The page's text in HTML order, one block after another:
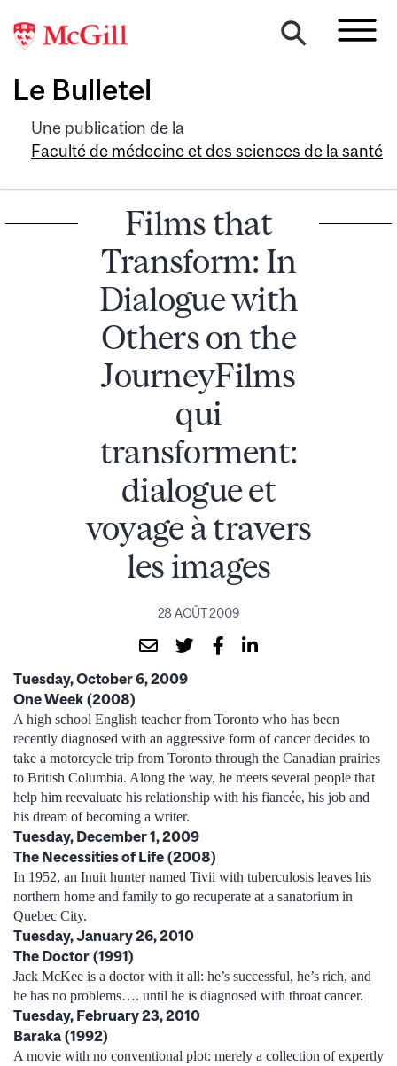
Le Bulletel
Une publication de la
Faculté de médecine et des sciences de la santé
Films that
Transform: In
Dialogue with
Others on the
JourneyFilms
qui
transforment:
dialogue et
voyage à travers
les images
28 AOÛT 2009
Tuesday, October 6, 2009
One Week (2008)
A high school English teacher from Toronto who has been
recently diagnosed with an aggressive form of cancer decides to
take a motorcycle trip from Toronto through the Canadian prairies
to British Columbia. Along the way, he meets several people that
help him reevaluate his relationship with his fiancée, his job and
his dream of becoming a writer.
Tuesday, December 1, 2009
The Necessities of Life (2008)
In 1952, an Inuit hunter named Tivii with tuberculosis leaves his
northern home and family to go recuperate at a sanatorium in
Quebec City.
Tuesday, January 26, 2010
The Doctor (1991)
Jack McKee is a doctor with it all: he’s successful, he’s rich, and
he has no problems…. until he is diagnosed with throat cancer.
Tuesday, February 23, 2010
Baraka (1992)
A movie with no conventional plot: merely a collection of expertly